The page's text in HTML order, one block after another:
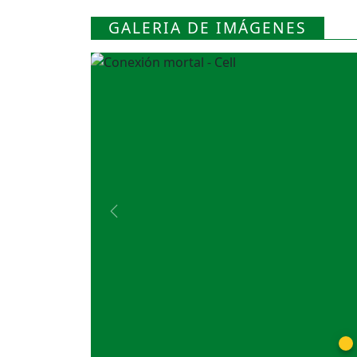
GALERIA DE IMÁGENES
Previous